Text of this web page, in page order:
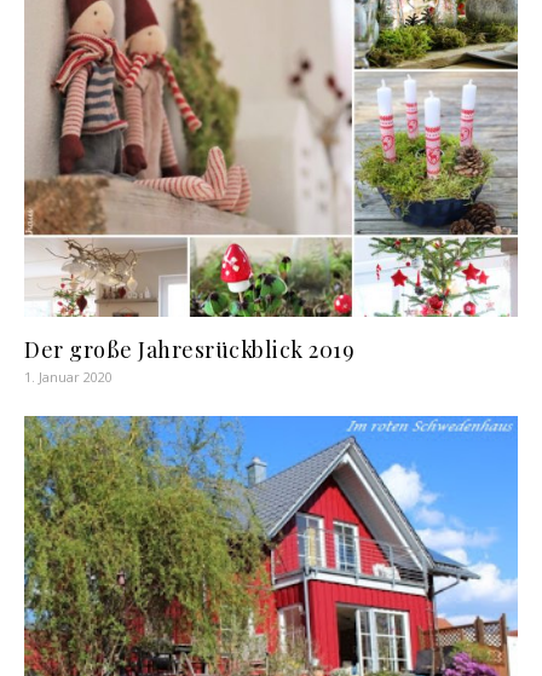
Der große Jahresrückblick 2019
1. Januar 2020